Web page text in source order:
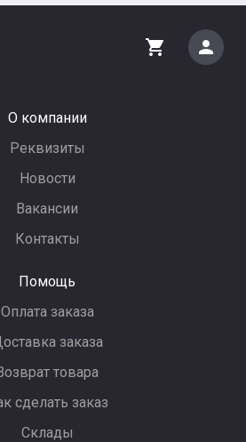
О компании
Реквизиты
Новости
Вакансии
Контакты
Помощь
Оплата заказа
заказа
товара
сделать заказ
Склады
shopping_cart person